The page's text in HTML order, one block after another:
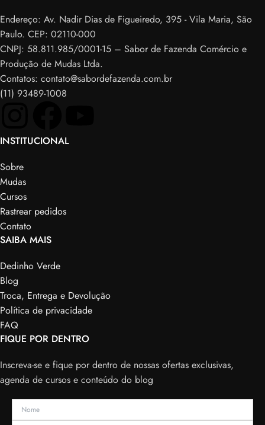
Endereço: Av. Nadir Dias de Figueiredo, 395 - Vila Maria, São
Paulo. CEP: 02110-000
CNPJ: 58.811.985/0001-15 – Sabor de Fazenda Comércio e
Produção de Mudas Ltda.
Contatos: contato@sabordefazenda.com.br
(11) 93489-1008
INSTITUCIONAL
Sobre
Mudas
Cursos
Rastrear pedidos
Contato
SAIBA MAIS
Dedinho Verde
Blog
Troca, Entrega e Devolução
Política de privacidade
FAQ
FIQUE POR DENTRO
Inscreva-se e fique por dentro de nossas ofertas exclusivas,
agenda de cursos e conteúdo do blog